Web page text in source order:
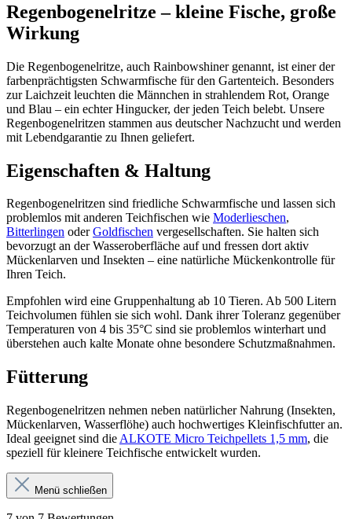
Regenbogenelritze – kleine Fische, große
Wirkung
Die Regenbogenelritze, auch Rainbowshiner genannt, ist einer der
farbenprächtigsten Schwarmfische für den Gartenteich. Besonders
zur Laichzeit leuchten die Männchen in strahlendem Rot, Orange
und Blau – ein echter Hingucker, der jeden Teich belebt. Unsere
Regenbogenelritzen stammen aus deutscher Nachzucht und werden
mit Lebendgarantie zu Ihnen geliefert.
Eigenschaften & Haltung
Regenbogenelritzen sind friedliche Schwarmfische und lassen sich
problemlos mit anderen Teichfischen wie Moderlieschen,
Bitterlingen oderGoldfischen vergesellschaften. Sie halten sich
bevorzugt an der Wasseroberfläche auf und fressen dort aktiv
Mückenlarven und Insekten – eine natürliche Mückenkontrolle für
Ihren Teich.
Empfohlen wird eine Gruppenhaltung ab 10 Tieren. Ab 500 Litern
Teichvolumen fühlen sie sich wohl. Dank ihrer Toleranz gegenüber
Temperaturen von 4 bis 35°C sind sie problemlos winterhart und
überstehen auch kalte Monate ohne besondere Schutzmaßnahmen.
Fütterung
Regenbogenelritzen nehmen neben natürlicher Nahrung (Insekten,
Mückenlarven, Wasserflöhe) auch hochwertiges Kleinfischfutter an.
Ideal geeignet sind die ALKOTE Micro Teichpellets 1,5 mm, die
speziell für kleinere Teichfische entwickelt wurden.
Menü schließen